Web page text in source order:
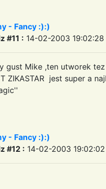
- Fancy :):)
#11 : 14-02-2003 19:02:28
gust Mike ,ten utworek
ZIKASTAR jest super a
- Fancy :):)
#12 : 14-02-2003